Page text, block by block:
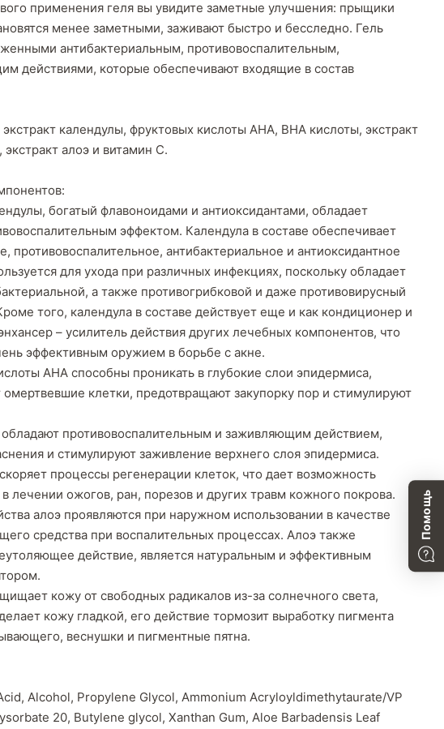
применения геля вы увидите заметные улучшения: прыщики
менее заметными, заживают быстро и бесследно. Гель
антибактериальным, противовоспалительным,
действиями, которые обеспечивают входящие в состав
экстракт календулы, фруктовых кислоты АНА, ВНА кислоты, экстракт
экстракт алоэ и витамин С.
богатый флавоноидами и антиоксидантами, обладает
эффектом. Календула в составе обеспечивает
противовоспалительное, антибактериальное и антиоксидантное
для ухода при различных инфекциях, поскольку обладает
а также противогрибковой и даже противовирусный
того, календула в составе действует еще и как кондиционер и
– усилитель действия других лечебных компонентов, что
эффективным оружием в борьбе с акне.
AHA способны проникать в глубокие слои эпидермиса,
клетки, предотвращают закупорку пор и стимулируют
противовоспалительным и заживляющим действием,
и стимулируют заживление верхнего слоя эпидермиса.
процессы регенерации клеток, что дает возможность
лечении ожогов, ран, порезов и других травм кожного покрова.
алоэ проявляются при наружном использовании в качестве
средства при воспалительных процессах. Алоэ также
действие, является натуральным и эффективным
кожу от свободных радикалов из-за солнечного света,
кожу гладкой, его действие тормозит выработку пигмента
веснушки и пигментные пятна.
Alcohol, Propylene Glycol, Ammonium Acryloyldimethytaurate/VP
20, Butylene glycol, Xanthan Gum, Aloe Barbadensis Leaf
Помощь